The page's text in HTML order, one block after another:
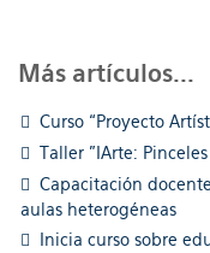
Más artículos...
Curso “Proyecto
Taller "IArte:
Capacitación
aulas heterogéneas
Inicia curso sobre